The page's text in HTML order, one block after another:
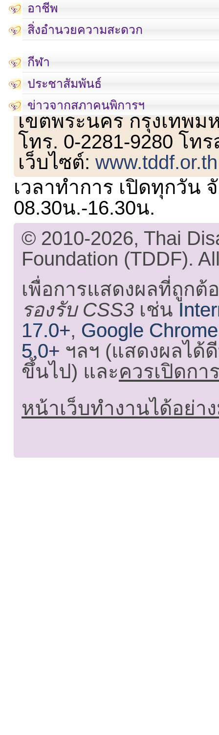
อาชีพ
สิ่งอำนวยความสะดวก
กีฬา
ประชาสัมพันธ์
ข่าวจากสภาคนพิการฯ
เลขที่ 23 ชั้น 2 ถนนวิ
เขตพระนคร กรุงเทพม
โทร. 0-2281-9280 โท
เว็บไซต์:www.tddf.or.th
เวลาทำการ เปิดทุกวัน
08.30น.-16.30น.
© 2010-2026, Thai
Foundation (TDDF).
เพื่อการแสดงผลที่ถูกต้
รองรับ CSS3 เช่น
17.0+, Google
5.0+ ฯลฯ (แสดงผลได้
ขึ้นไป) และควรเปิดกา
หน้าเว็บทำงานได้อย่า